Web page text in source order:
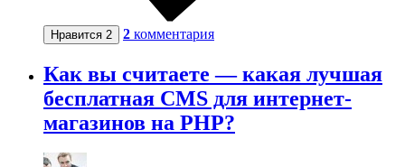
Нравится 2 2 комментария
Как вы считаете — какая лучшая
бесплатная CMS для интернет-
магазинов на PHP?